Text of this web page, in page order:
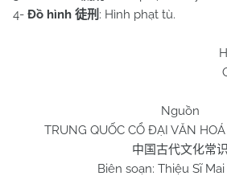
4- Đồ hình 徒刑 : Hình phạt tù.
Huỳnh
Quy Nhơn
Nguồn
TRUNG QUỐC CỔ ĐẠI VĂN
中国古代文化常识
Biên soạn: Thiệu Sĩ Mai